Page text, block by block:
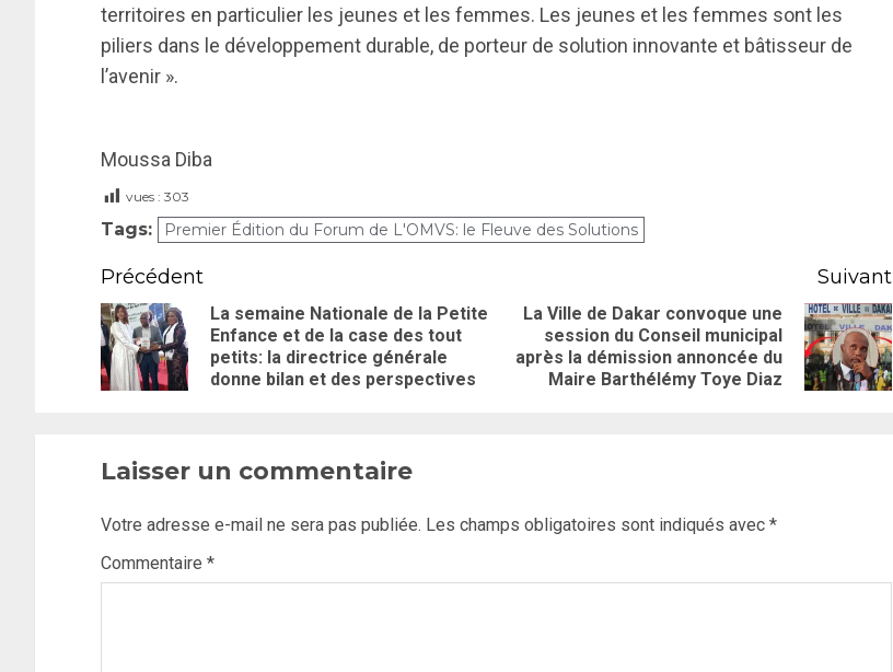
territoires en particulier les jeunes et les femmes. Les jeunes et les femmes sont les
piliers dans le développement durable, de porteur de solution innovante et bâtisseur de
l’avenir ».
Moussa Diba
vues : 303
Tags: Premier Édition du Forum de L'OMVS: le Fleuve des Solutions
Précédent
La semaine Nationale de la Petite
Enfance et de la case des tout
petits: la directrice générale
donne bilan et des perspectives
Suivant
La Ville de Dakar convoque une
session du Conseil municipal
après la démission annoncée du
Maire Barthélémy Toye Diaz
Laisser un commentaire
Votre adresse e-mail ne sera pas publiée. Les champs obligatoires sont indiqués avec *
Commentaire *